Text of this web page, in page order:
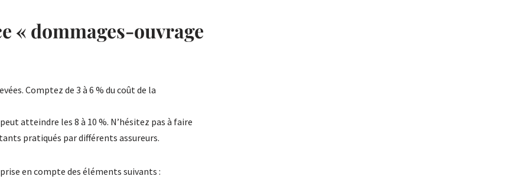
« dommages-ouvrage
Comptez de 3 à 6 % du coût de la
atteindre les 8 à 10 %. N’hésitez pas à faire
pratiqués par différents assureurs.
en compte des éléments suivants :